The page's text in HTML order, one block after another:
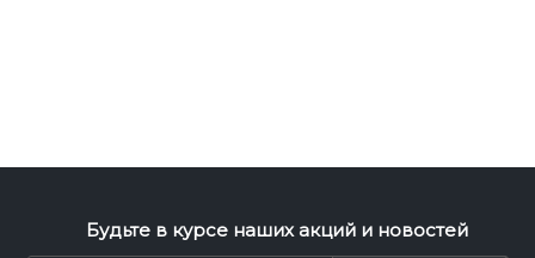
Будьте в курсе наших акций и новостей